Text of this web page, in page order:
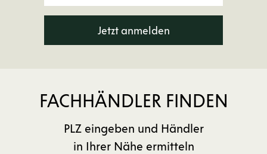
Jetzt anmelden
FACHHÄNDLER FINDEN
PLZ eingeben und Händler
in Ihrer Nähe ermitteln